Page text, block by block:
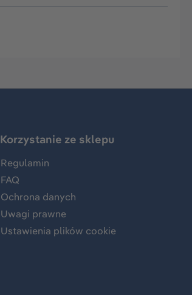
Korzystanie ze sklepu
Regulamin
FAQ
Ochrona danych
Uwagi prawne
Ustawienia plików cookie